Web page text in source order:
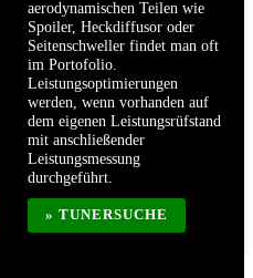
aerodynamischen Teilen wie
Spoiler, Heckdiffusor oder
Seitenschweller findet man oft
im Portofolio.
Leistungsoptimierungen
werden, wenn vorhanden auf
dem eigenen Leistungsrüfstand
mit anschließender
Leistungsmessung
durchgeführt.
» TUNERSUCHE